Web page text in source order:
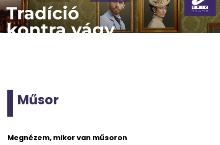
Műsor
Megnézem, mikor van műsoron